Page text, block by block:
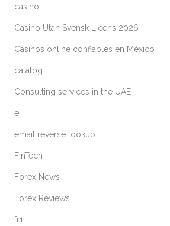
casino
Casino Utan Svensk Licens 2026
Casinos online confiables en México
catalog
Consulting services in the UAE
e
email reverse lookup
FinTech
Forex News
Forex Reviews
fr1